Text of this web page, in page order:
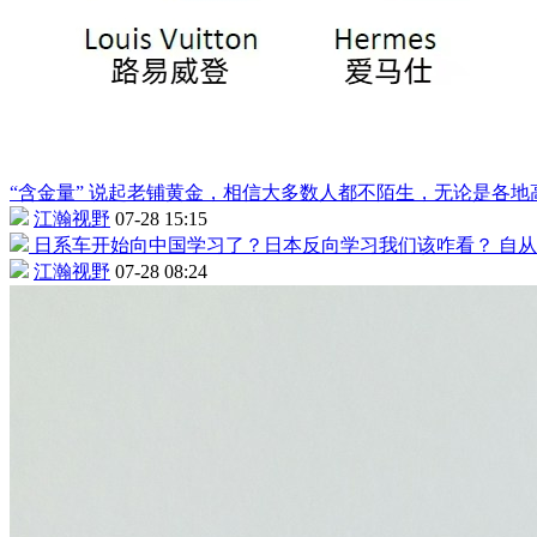
“含金量” 说起老铺黄金，相信大多数人都不陌生，无论是各
江瀚视野 07-28 15:15
日系车开始向中国学习了？日本反向学习我们该咋看？ 自
江瀚视野 07-28 08:24